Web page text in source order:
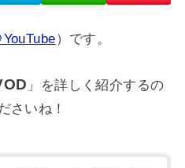
YouTube）です。
」を詳しく紹介するの
さいね！